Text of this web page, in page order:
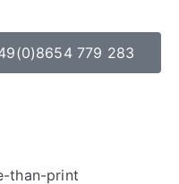
779 283